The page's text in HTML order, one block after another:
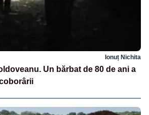
Ionuț Nichita
Un bărbat de 80 de ani a